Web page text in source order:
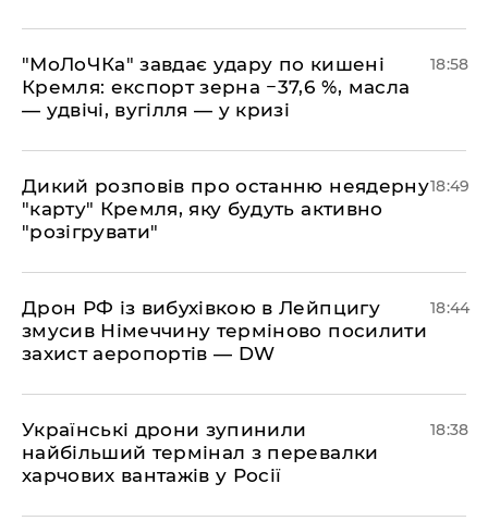
​"МоЛоЧКа" завдає удару по кишені
Кремля: експорт зерна −37,6 %, масла
— удвічі, вугілля — у кризі
18:58
​Дикий розповів про останню неядерну
"карту" Кремля, яку будуть активно
"розігрувати"
18:49
​Дрон РФ із вибухівкою в Лейпцигу
змусив Німеччину терміново посилити
захист аеропортів — DW
18:44
​Українські дрони зупинили
найбільший термінал з перевалки
харчових вантажів у Росії
18:38